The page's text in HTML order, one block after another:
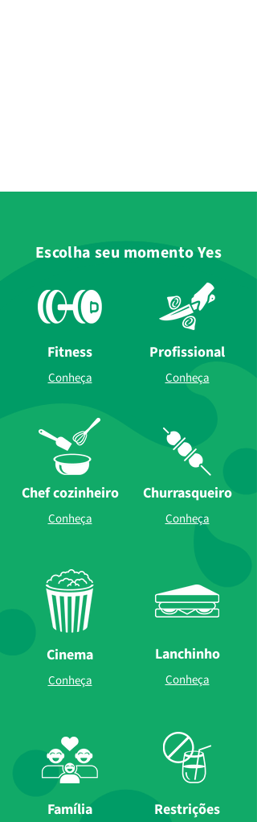
Escolha seu momento Yes
Fitness
Conheça
Chef cozinheiro
Conheça
Cinema
Conheça
Família
Profissional
Conheça
Churrasqueiro
Conheça
Lanchinho
Conheça
Restrições